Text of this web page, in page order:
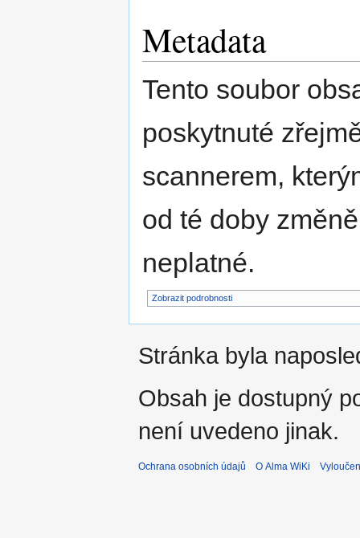
Metadata
Tento soubor
poskytnuté
scannerem,
od té doby
neplatné.
Zobrazit podrobnosti
Stránka byla
Obsah je dostupný
není uvedeno jinak.
Ochrana osobních údajů O Alma WiKi